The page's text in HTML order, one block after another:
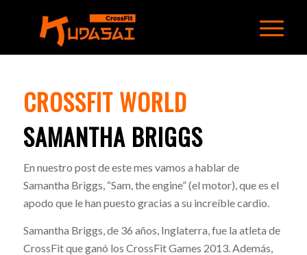
CROSSFIT WORLD
SAMANTHA BRIGGS
En nuestro post de este mes vamos a hablar de
Samantha Briggs, “Sam, the engine” (el motor), que es el
apodo que le han puesto gracias a su increíble cardio.
Samantha Briggs, de 36 años, Inglaterra, fue la atleta de
CrossFit que ganó los CrossFit Games 2013. Además,